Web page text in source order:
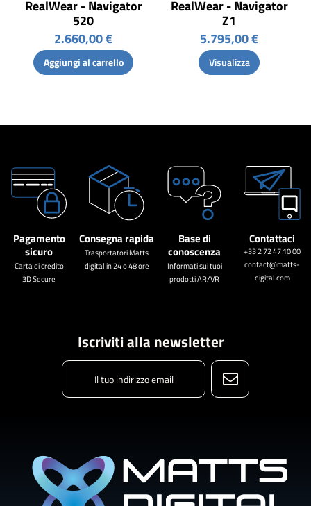
RealWear - Navigator
520
2.660,00 €
Aggiungi al carrello
RealWear - Navigator
Z1
5.795,00 €
Visualizza
Pagamento
sicuro
Carta di credito
3D Secure
Consegna rapida
Trasportatori Matts
digital in 24 o 48 ore
Base di
conoscenza
Informati sui tuoi
prodotti AR/VR
Contattaci
+33 2 72 47 10 00
contact@matts-
digital.com
Iscriviti alla newsletter